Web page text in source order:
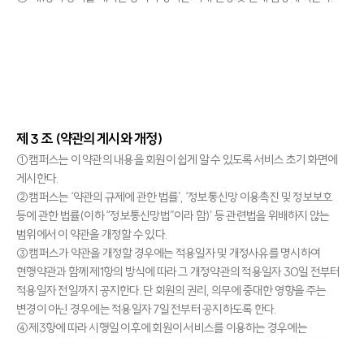
제 3 조 (약관의 게시와 개정)
①캠퍼스는 이 약관의 내용을 회원이 쉽게 알 수 있도록 서비스 초기 화면에
게시한다.
②캠퍼스는 ‘약관의 규제에 관한 법률’, ‘정보통신망 이용촉진 및 정보보호
등에 관한 법률(이하 “정보통신망법”이라 함)’ 등 관련법을 위배하지 않는
범위에서 이 약관을 개정할 수 있다.
③캠퍼스가 약관을 개정할 경우에는 적용일자 및 개정사유를 명시하여
현행약관과 함께 제1항의 방식에 따라 그 개정약관의 적용일자 30일 전부터
적용일자 전일까지 공지한다. 단 회원의 권리, 의무에 중대한 영향을 주는
변경이 아닌 경우에는 적용일자 7일 전부터 공지하도록 한다.
④제3항에 따라 시행일 이후에 회원이 서비스를 이용하는 경우에는